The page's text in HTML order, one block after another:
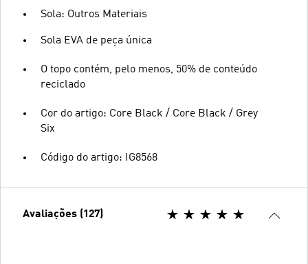
Sola: Outros Materiais
Sola EVA de peça única
O topo contém, pelo menos, 50% de conteúdo
reciclado
Cor do artigo: Core Black / Core Black / Grey
Six
Código do artigo: IG8568
Avaliações (127)